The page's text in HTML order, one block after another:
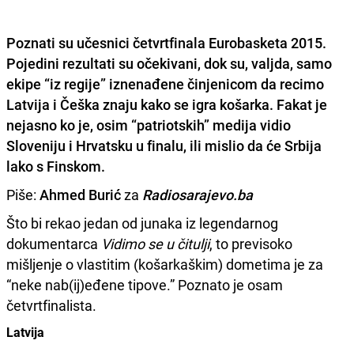
Poznati su učesnici četvrtfinala Eurobasketa 2015.
Pojedini rezultati su očekivani, dok su, valjda, samo
ekipe “iz regije” iznenađene činjenicom da recimo
Latvija i Češka znaju kako se igra košarka. Fakat je
nejasno ko je, osim “patriotskih” medija vidio
Sloveniju i Hrvatsku u finalu, ili mislio da će Srbija
lako s Finskom.
Piše: Ahmed Burićza Radiosarajevo.ba
Što bi rekao jedan od junaka iz legendarnog
dokumentarca Vidimo se u čitulji, to previsoko
mišljenje o vlastitim (košarkaškim) dometima je za
“neke nab(ij)eđene tipove.” Poznato je osam
četvrtfinalista.
Latvija